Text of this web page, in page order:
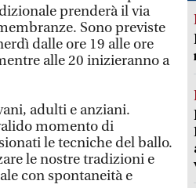
prenderà il via
Sono previste
dalle ore 19 alle ore
alle 20 inizieranno a
adulti e anziani.
momento di
le tecniche del ballo.
le nostre tradizioni e
con spontaneità e